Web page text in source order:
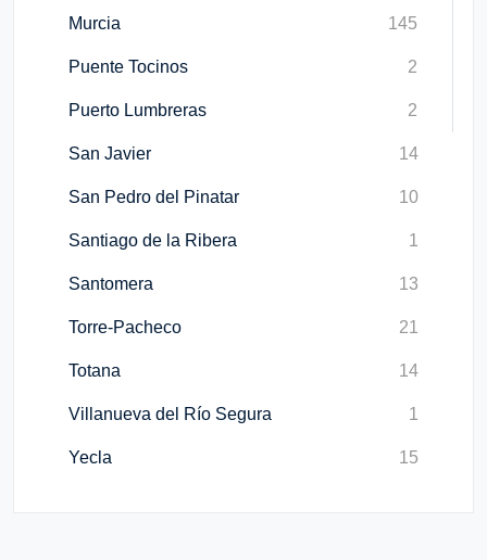
Murcia 145
Puente Tocinos 2
Puerto Lumbreras 2
San Javier 14
San Pedro del Pinatar 10
Santiago de la Ribera 1
Santomera 13
Torre-Pacheco 21
Totana 14
Villanueva del Río Segura 1
Yecla 15